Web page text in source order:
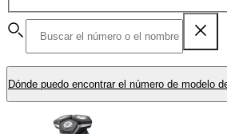
Dónde puedo encontrar el número de modelo